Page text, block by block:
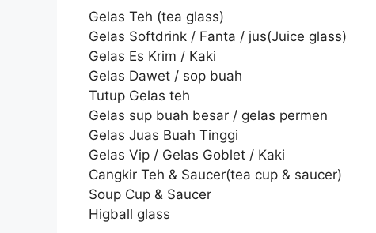
Gelas Teh (tea glass)
Gelas Softdrink / Fanta / jus(Juice glass)
Gelas Es Krim / Kaki
Gelas Dawet / sop buah
Tutup Gelas teh
Gelas sup buah besar / gelas permen
Gelas Juas Buah Tinggi
Gelas Vip / Gelas Goblet / Kaki
Cangkir Teh & Saucer(tea cup & saucer)
Soup Cup & Saucer
Higball glass